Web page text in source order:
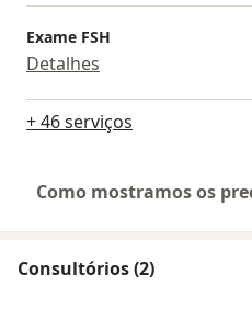
Exame FSH
Detalhes
+ 46 serviços
Como mostramos os
Consultórios (2)